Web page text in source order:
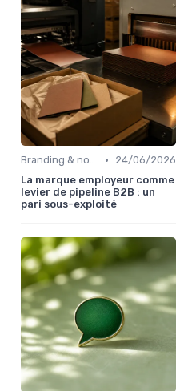
Branding & notoriété de marque •
24/06/2026
La marque employeur comme
levier de pipeline B2B : un
pari sous-exploité